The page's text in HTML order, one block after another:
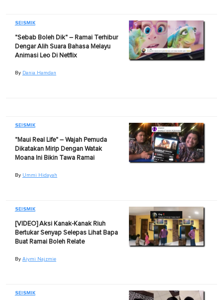
SEISMIK
"Sebab Boleh Dik" – Ramai Terhibur
Dengar Alih Suara Bahasa Melayu
Animasi Leo Di Netflix
By Dania Hamdan
SEISMIK
"Maui Real Life" – Wajah Pemuda
Dikatakan Mirip Dengan Watak
Moana Ini Bikin Tawa Ramai
By Ummi Hidayah
SEISMIK
[VIDEO] Aksi Kanak-Kanak Riuh
Bertukar Senyap Selepas Lihat Bapa
Buat Ramai Boleh Relate
By Aiymi Najzmie
SEISMIK